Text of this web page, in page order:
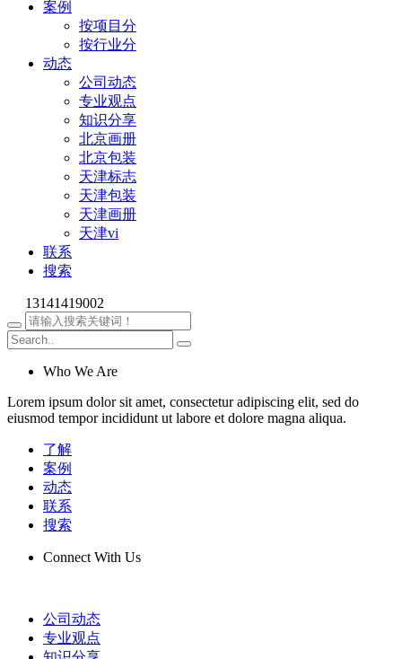
案例
按项目分
按行业分
动态
公司动态
专业观点
知识分享
北京画册
北京包装
天津标志
天津包装
天津画册
天津vi
联系
搜索
13141419002
Who We Are
Lorem ipsum dolor sit amet, consectetur adipiscing elit, sed do
eiusmod tempor incididunt ut labore et dolore magna aliqua.
了解
案例
动态
联系
搜索
Connect With Us
公司动态
专业观点